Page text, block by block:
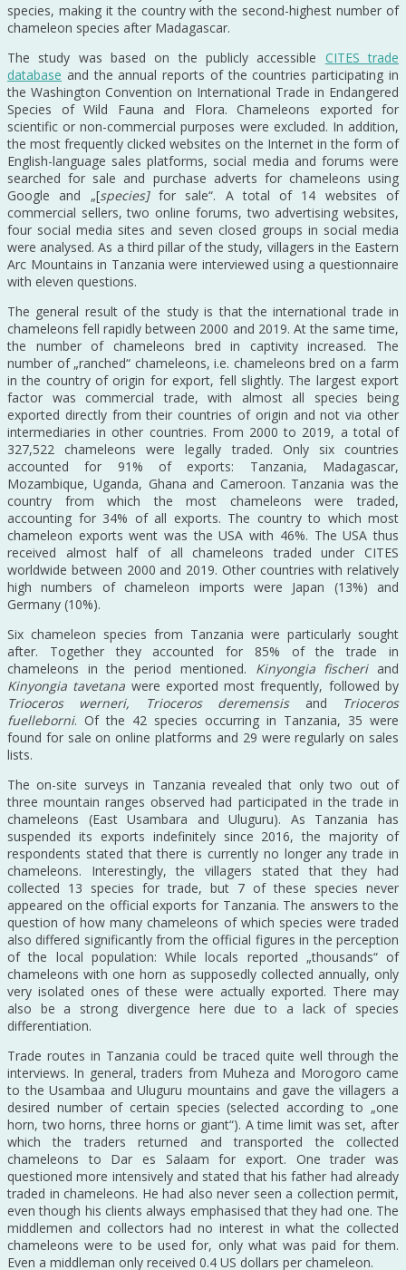
species, making it the country with the second-highest number of
chameleon species after Madagascar.
The study was based on the publicly accessible CITES trade
database and the annual reports of the countries participating in
the Washington Convention on International Trade in Endangered
Species of Wild Fauna and Flora. Chameleons exported for
scientific or non-commercial purposes were excluded. In addition,
the most frequently clicked websites on the Internet in the form of
English-language sales platforms, social media and forums were
searched for sale and purchase adverts for chameleons using
Google and „[species]for sale“. A total of 14 websites of
commercial sellers, two online forums, two advertising websites,
four social media sites and seven closed groups in social media
were analysed. As a third pillar of the study, villagers in the Eastern
Arc Mountains in Tanzania were interviewed using a questionnaire
with eleven questions.
The general result of the study is that the international trade in
chameleons fell rapidly between 2000 and 2019. At the same time,
the number of chameleons bred in captivity increased. The
number of „ranched“ chameleons, i.e. chameleons bred on a farm
in the country of origin for export, fell slightly. The largest export
factor was commercial trade, with almost all species being
exported directly from their countries of origin and not via other
intermediaries in other countries. From 2000 to 2019, a total of
327,522 chameleons were legally traded. Only six countries
accounted for 91% of exports: Tanzania, Madagascar,
Mozambique, Uganda, Ghana and Cameroon. Tanzania was the
country from which the most chameleons were traded,
accounting for 34% of all exports. The country to which most
chameleon exports went was the USA with 46%. The USA thus
received almost half of all chameleons traded under CITES
worldwide between 2000 and 2019. Other countries with relatively
high numbers of chameleon imports were Japan (13%) and
Germany (10%).
Six chameleon species from Tanzania were particularly sought
after. Together they accounted for 85% of the trade in
chameleons in the period mentioned. Kinyongia fischeriand
Kinyongia tavetana were exported most frequently, followed by
Trioceros werneri, Trioceros deremensis and
Trioceros
fuelleborni. Of the 42 species occurring in Tanzania, 35 were
found for sale on online platforms and 29 were regularly on sales
lists.
The on-site surveys in Tanzania revealed that only two out of
three mountain ranges observed had participated in the trade in
chameleons (East Usambara and Uluguru). As Tanzania has
suspended its exports indefinitely since 2016, the majority of
respondents stated that there is currently no longer any trade in
chameleons. Interestingly, the villagers stated that they had
collected 13 species for trade, but 7 of these species never
appeared on the official exports for Tanzania. The answers to the
question of how many chameleons of which species were traded
also differed significantly from the official figures in the perception
of the local population: While locals reported „thousands“ of
chameleons with one horn as supposedly collected annually, only
very isolated ones of these were actually exported. There may
also be a strong divergence here due to a lack of species
differentiation.
Trade routes in Tanzania could be traced quite well through the
interviews. In general, traders from Muheza and Morogoro came
to the Usambaa and Uluguru mountains and gave the villagers a
desired number of certain species (selected according to „one
horn, two horns, three horns or giant“). A time limit was set, after
which the traders returned and transported the collected
chameleons to Dar es Salaam for export. One trader was
questioned more intensively and stated that his father had already
traded in chameleons. He had also never seen a collection permit,
even though his clients always emphasised that they had one. The
middlemen and collectors had no interest in what the collected
chameleons were to be used for, only what was paid for them.
Even a middleman only received 0.4 US dollars per chameleon.